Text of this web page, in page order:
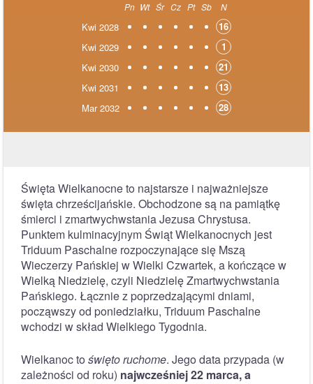
Pn Wt Śr Cz Pt Sb N
Kwi 2028
16
Kwi 2029
1
Kwi 2030
21
Kwi 2031
13
Mar 2032
28
Święta Wielkanocne to najstarsze i najważniejsze
święta chrześcijańskie. Obchodzone są na pamiątkę
śmierci i zmartwychwstania Jezusa Chrystusa.
Punktem kulminacyjnym Świąt Wielkanocnych jest
Triduum Paschalne rozpoczynające się Mszą
Wieczerzy Pańskiej w Wielki Czwartek, a kończące w
Wielką Niedzielę, czyli Niedzielę Zmartwychwstania
Pańskiego. Łącznie z poprzedzającymi dniami,
począwszy od poniedziałku, Triduum Paschalne
wchodzi w skład Wielkiego Tygodnia.
Wielkanoc to święto ruchome. Jego data przypada (w
zależności od roku) najwcześniej 22 marca, a